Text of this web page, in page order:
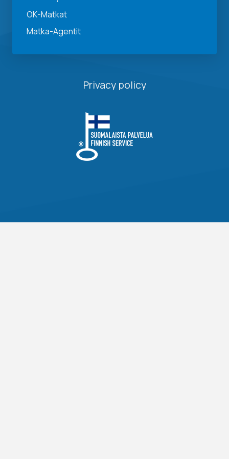
OK-Matkat
Matka-Agentit
Privacy policy